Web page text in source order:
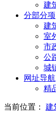
建
分部分项
建
室
市
公
城
网址导航
精
当前位置： 建